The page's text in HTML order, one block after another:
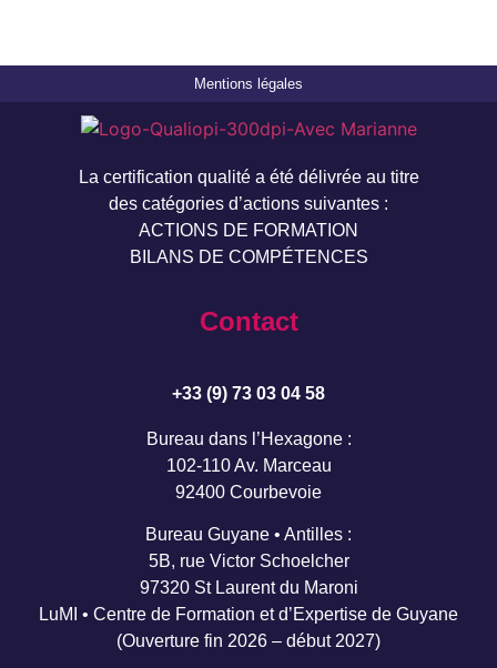
Mentions légales
La certification qualité a été délivrée au titre
des catégories d’actions suivantes :
ACTIONS DE FORMATION
BILANS DE COMPÉTENCES
Contact
+33 (9) 73 03 04 58
Bureau dans l’Hexagone :
102-110 Av. Marceau
92400 Courbevoie
Bureau Guyane • Antilles :
5B, rue Victor Schoelcher
97320 St Laurent du Maroni
LuMI • Centre de Formation et d’Expertise de Guyane
(Ouverture fin 2026 – début 2027)